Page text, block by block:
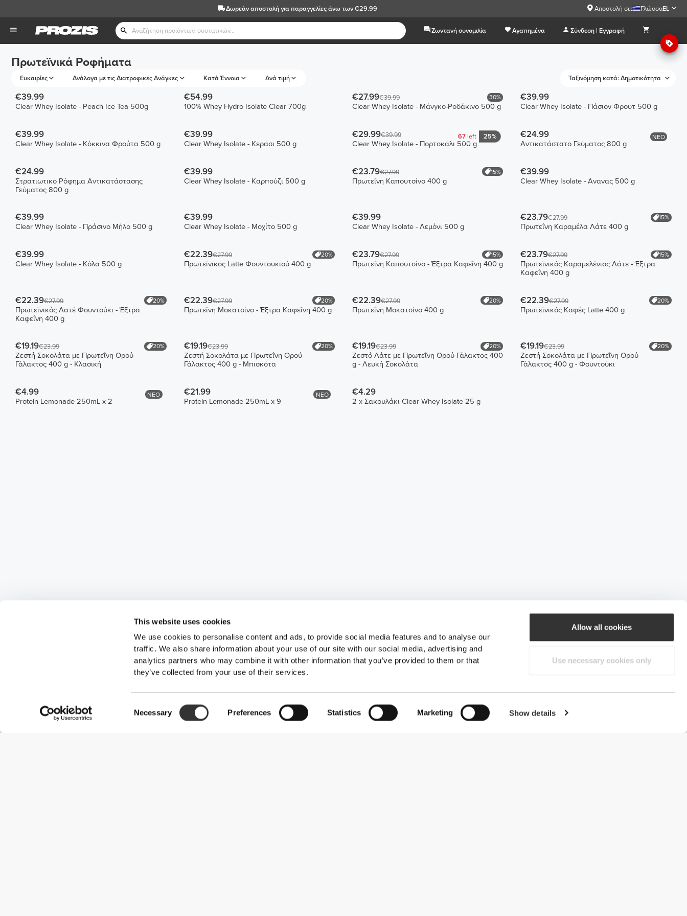
This website uses cookies
We use cookies to personalise content and ads, to provide social media features and to analyse our
traffic. We also share information about your use of our site with our social media, advertising and
analytics partners who may combine it with other information that you’ve provided to them or that
they’ve collected from your use of their services.
Selection
Necessary Preferences Statistics Marketing Show details
Allow all cookies
Use necessary cookies only
Δωρεάν αποστολήγια παραγγελίες άνω των €29.99 Αποστολή σε: ΓλώσσαEL
Ζωντανή συνομιλία Αγαπημένα Σύνδεση | Εγγραφή
Πρωτεϊνικά Ροφήματα
Ευκαιρίες Ανάλογα με τις Διατροφικές Ανάγκες Κατά Έννοια Ανά τιμή Ταξινόμηση κατά: Δημοτικότητα
€39.99
Clear Whey Isolate - Peach Ice Tea 500g
€54.99
100% Whey Hydro Isolate Clear 700g
€27.99€39.99 30%
Clear Whey Isolate - Μάνγκο-Ροδάκινο 500 g
€39.99
Clear Whey Isolate - Πάσιον Φρουτ 500 g
€39.99
Clear Whey Isolate - Κόκκινα Φρούτα 500 g
€39.99
Clear Whey Isolate - Κεράσι 500 g
67 left 25%
€29.99€39.99
Clear Whey Isolate - Πορτοκάλι 500 g
ΝΕΟ
€24.99
Αντικατάστατο Γεύματος 800 g
€24.99
Στρατιωτικό Ρόφημα Αντικατάστασης
Γεύματος 800 g
€39.99
Clear Whey Isolate - Καρπούζι 500 g
€23.79€27.99 15%
Πρωτεΐνη Καπουτσίνο 400 g
€39.99
Clear Whey Isolate - Ανανάς 500 g
€39.99
Clear Whey Isolate - Πράσινο Μήλο 500 g
€39.99
Clear Whey Isolate - Μοχίτο 500 g
€39.99
Clear Whey Isolate - Λεμόνι 500 g
€23.79€27.99 15%
Πρωτεΐνη Καραμέλα Λάτε 400 g
€39.99
Clear Whey Isolate - Κόλα 500 g
€22.39€27.99 20%
Πρωτεϊνικός Latte Φουντουκιού 400 g
€23.79€27.99 15%
Πρωτεΐνη Καπουτσίνο - Έξτρα Καφεΐνη 400 g
€23.79€27.99 15%
Πρωτεϊνικός Καραμελένιος Λάτε - Έξτρα
Καφεΐνη 400 g
€22.39€27.99 20%
Πρωτεϊνικός Λατέ Φουντούκι - Έξτρα
Καφεΐνη 400 g
€22.39€27.99 20%
Πρωτεΐνη Μοκατσίνο - Έξτρα Καφεΐνη 400 g
€22.39€27.99 20%
Πρωτεΐνη Μοκατσίνο 400 g
€22.39€27.99 20%
Πρωτεϊνικός Καφές Latte 400 g
€19.19€23.99 20%
Ζεστή Σοκολάτα με Πρωτεΐνη Ορού
Γάλακτος 400 g - Κλασική
€19.19€23.99 20%
Ζεστή Σοκολάτα με Πρωτεΐνη Ορού
Γάλακτος 400 g - Μπισκότα
€19.19€23.99 20%
Ζεστό Λάτε με Πρωτεΐνη Ορού Γάλακτος 400
g - Λευκή Σοκολάτα
€19.19€23.99 20%
Ζεστή Σοκολάτα με Πρωτεΐνη Ορού
Γάλακτος 400 g - Φουντούκι
ΝΕΟ
€4.99
Protein Lemonade 250mL x 2
ΝΕΟ
€21.99
Protein Lemonade 250mL x 9
€4.29
2 x Σακουλάκι Clear Whey Isolate 25 g